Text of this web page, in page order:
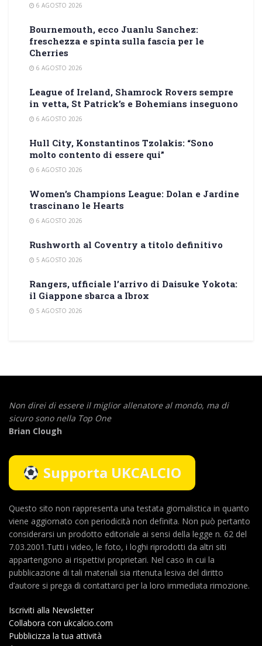
6 AGOSTO 2026
Bournemouth, ecco Juanlu Sanchez:
freschezza e spinta sulla fascia per le
Cherries
6 AGOSTO 2026
League of Ireland, Shamrock Rovers sempre
in vetta, St Patrick’s e Bohemians inseguono
6 AGOSTO 2026
Hull City, Konstantinos Tzolakis: “Sono
molto contento di essere qui”
6 AGOSTO 2026
Women’s Champions League: Dolan e Jardine
trascinano le Hearts
6 AGOSTO 2026
Rushworth al Coventry a titolo definitivo
5 AGOSTO 2026
Rangers, ufficiale l’arrivo di Daisuke Yokota:
il Giappone sbarca a Ibrox
5 AGOSTO 2026
Non direi di essere il miglior allenatore al mondo, ma di
sicuro sono nella Top One
Brian Clough
Supporta UKCALCIO
Questo sito non rappresenta una testata giornalistica in quanto
viene aggiornato con periodicità non definita. Non può pertanto
considerarsi un prodotto editoriale ai sensi della legge n. 62 del
7.03.2001.Tutti i video, le foto, i loghi riprodotti da altri siti
appartengono ai rispettivi proprietari. Nel caso in cui la
pubblicazione di tali materiali sia ritenuta lesiva del diritto
d’autore si prega di contattarci per la loro immediata rimozione.
Iscriviti alla Newsletter
Collabora con ukcalcio.com
Pubblicizza la tua attività